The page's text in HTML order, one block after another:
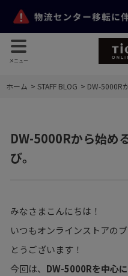
メニュー
ホーム > STAFF BLOG > DW-5000R
DW-5000Rから始め
び。
みなさまこんにちは！
いつもオンラインストアの
とうございます！
今回は、 DW-5000Rを中心